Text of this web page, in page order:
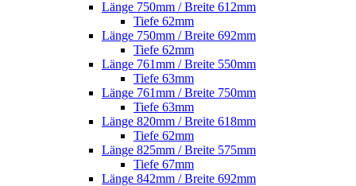
Länge 750mm / Breite 612mm
Tiefe 62mm
Länge 750mm / Breite 692mm
Tiefe 62mm
Länge 761mm / Breite 550mm
Tiefe 63mm
Länge 761mm / Breite 750mm
Tiefe 63mm
Länge 820mm / Breite 618mm
Tiefe 62mm
Länge 825mm / Breite 575mm
Tiefe 67mm
Länge 842mm / Breite 692mm